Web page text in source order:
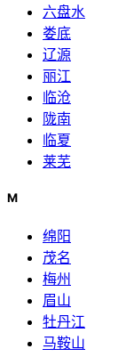
六盘水
娄底
辽源
丽江
临沧
陇南
临夏
莱芜
M
绵阳
茂名
梅州
眉山
牡丹江
马鞍山